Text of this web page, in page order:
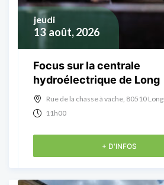
13 août, 2026
jeudi
Focus sur la centrale
hydroélectrique de Long
Rue de la chasse à vache, 80510 Long
11h00
+ D'INFOS